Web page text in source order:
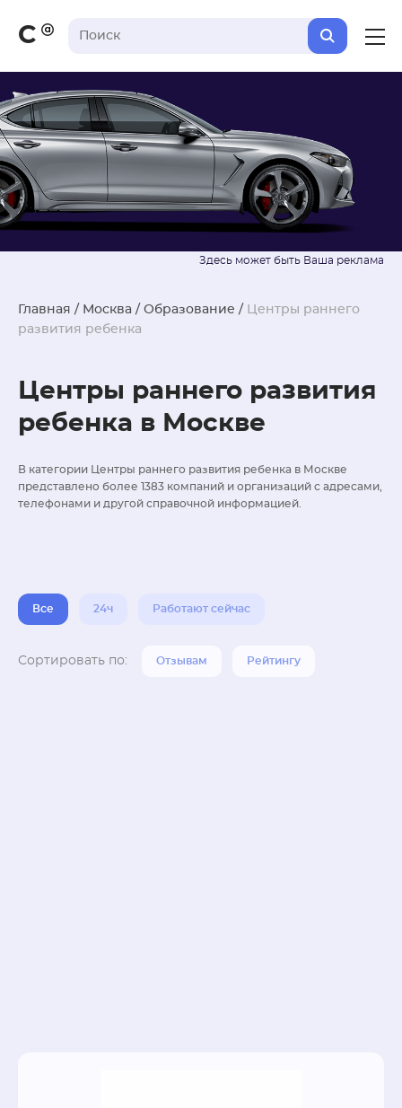
С
Главная / Москва / Образование / Центры раннего
развития ребенка
Центры раннего развития
ребенка в Москве
В категории Центры раннего развития ребенка в Москве
представлено более 1383 компаний и организаций с адресами,
телефонами и другой справочной информацией.
Все 24ч Работают сейчас
Сортировать по: Отзывам Рейтингу